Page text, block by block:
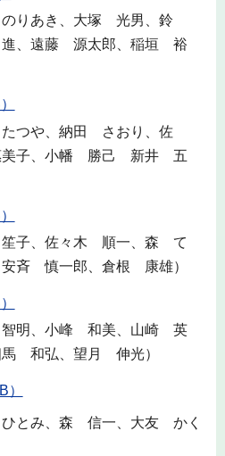
りあき、大塚 光男、鈴
、遠藤 源太郎、稲垣 裕
つや、納田 さおり、佐
子、小幡 勝己 新井 五
笙子、佐々木 順一、森 て
斉 慎一郎、倉根 康雄）
智明、小峰 和美、山崎 英
和弘、望月 伸光）
とみ、森 信一、大友 かく